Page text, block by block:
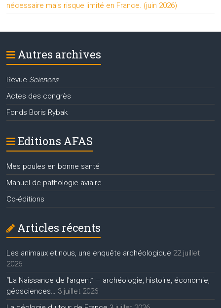
nécessaire mais risque limité en France. (juin 2026)
Autres archives
Revue Sciences
Actes des congrès
Fonds Boris Rybak
Editions AFAS
Mes poules en bonne santé
Manuel de pathologie aviaire
Co-éditions
Articles récents
Les animaux et nous, une enquête archéologique 22 juillet
2026
“La Naissance de l’argent” – archéologie, histoire, économie,
géosciences…
3 juillet 2026